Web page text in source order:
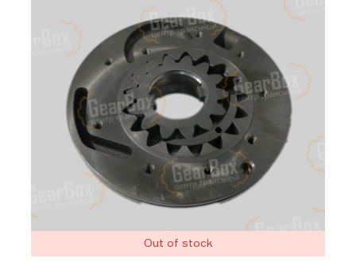
Out of stock